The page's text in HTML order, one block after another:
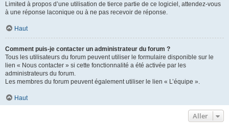
Limited à propos d’une utilisation de tierce partie de ce logiciel, attendez-vous
à une réponse laconique ou à ne pas recevoir de réponse.
Haut
Comment puis-je contacter un administrateur du forum ?
Tous les utilisateurs du forum peuvent utiliser le formulaire disponible sur le
lien « Nous contacter » si cette fonctionnalité a été activée par les
administrateurs du forum.
Les membres du forum peuvent également utiliser le lien « L’équipe ».
Haut
Aller